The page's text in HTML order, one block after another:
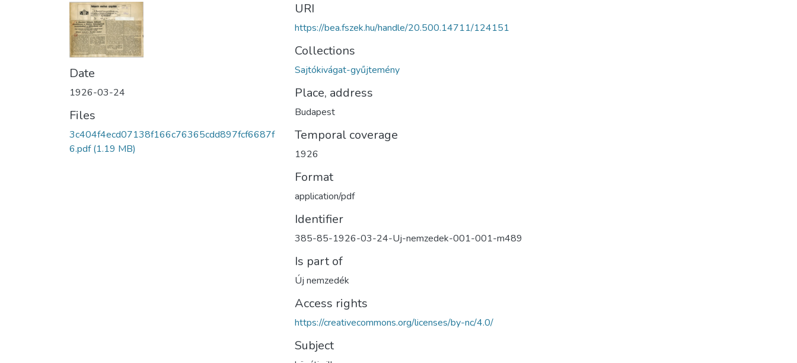
Date
1926-03-24
Files
3c404f4ecd07138f166c76365cdd897fcf6687f
6.pdf(1.19 MB)
URI
https://bea.fszek.hu/handle/20.500.14711/124151
Collections
Sajtókivágat-gyűjtemény
Place, address
Budapest
Temporal coverage
1926
Format
application/pdf
Identifier
385-85-1926-03-24-Uj-nemzedek-001-001-m489
Is part of
Új nemzedék
Access rights
https://creativecommons.org/licenses/by-nc/4.0/
Subject